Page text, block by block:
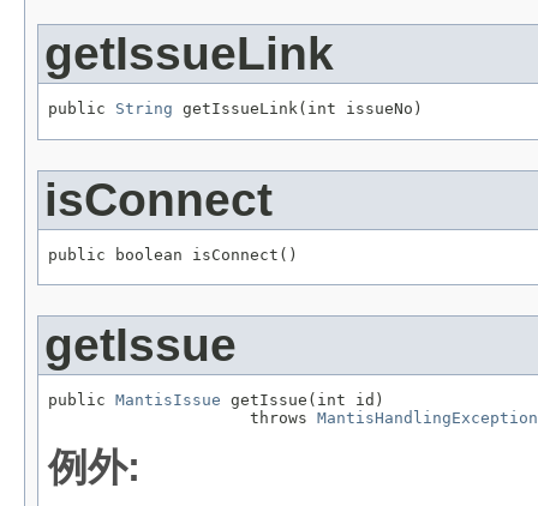
getIssueLink
public String getIssueLink(int issueNo)
isConnect
public boolean isConnect()
getIssue
public MantisIssue getIssue(int id)
                     throws
MantisHandlingException
例外: